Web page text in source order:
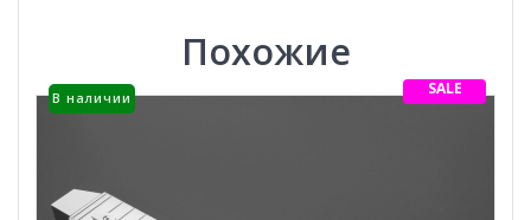
Похожие
SALE
В наличии